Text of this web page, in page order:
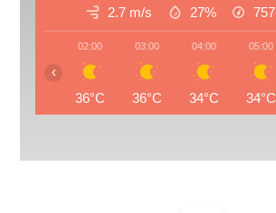
2.7 m/s 27% 757
02:00
36°C
03:00
36°C
04:00
34°C
05:00
34°C
‹